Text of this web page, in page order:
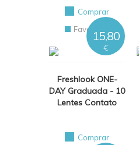
Comprar
Favoritos
Freshlook ONE-
DAY Graduada - 10
Lentes Contato
15,80
€
Comprar